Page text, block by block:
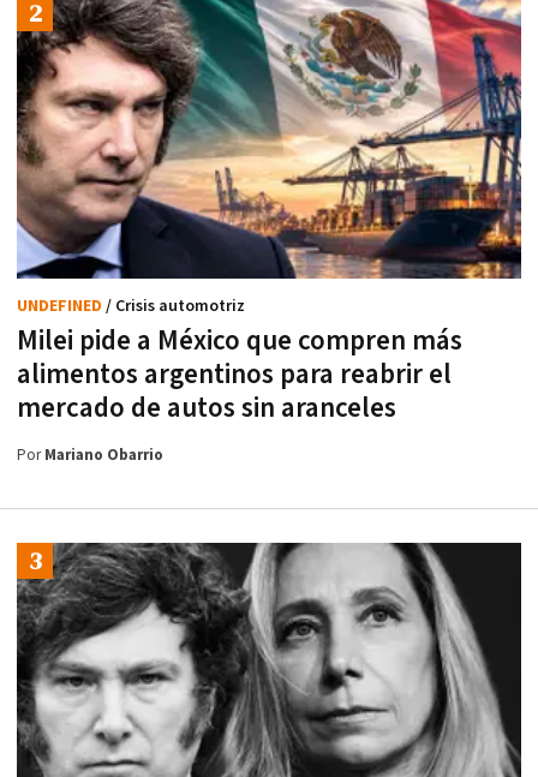
Milei pide a México que compren más
alimentos argentinos para reabrir el
mercado de autos sin aranceles
UNDEFINED / Crisis automotriz
PorMariano Obarrio